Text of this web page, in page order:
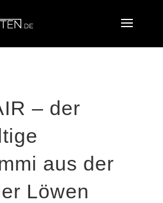
– der
aus der
Löwen